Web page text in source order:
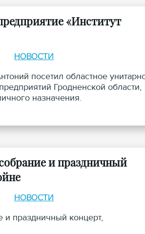
«Институт
НОВОСТИ
посетил областное
Гродненской области,
назначения.
и праздничный
НОВОСТИ
и праздничный концерт,